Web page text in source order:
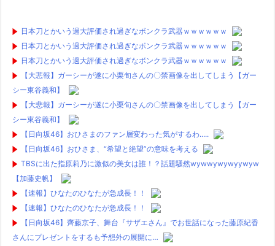
日本刀とかいう過大評価され過ぎなボンクラ武器ｗｗｗｗｗｗ
日本刀とかいう過大評価され過ぎなボンクラ武器ｗｗｗｗｗｗ
日本刀とかいう過大評価され過ぎなボンクラ武器ｗｗｗｗｗｗ
【大悲報】ガーシーが遂に小栗旬さんの〇禁画像を出してしまう【ガー
シー東谷義和】
【大悲報】ガーシーが遂に小栗旬さんの〇禁画像を出してしまう【ガー
シー東谷義和】
【日向坂46】おひさまのファン層変わった気がするわ.....
【日向坂46】おひさま、“希望と絶望”の意味を考える
TBSに出た指原莉乃に激似の美女は誰！？話題騒然wywwywywyywyw
【加藤史帆】
【速報】ひなたのひなたが急成長！！
【速報】ひなたのひなたが急成長！！
【日向坂46】齊藤京子、舞台『サザエさん』でお世話になった藤原紀香
さんにプレゼントをするも予想外の展開に…